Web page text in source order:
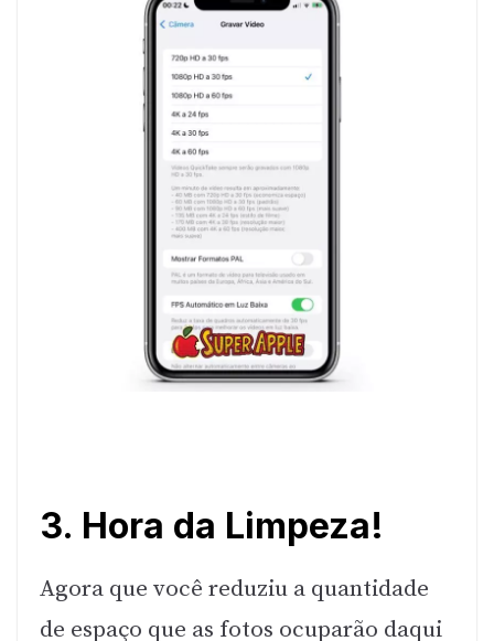
3. Hora da Limpeza!
Agora que você reduziu a quantidade
de espaço que as fotos ocuparão daqui